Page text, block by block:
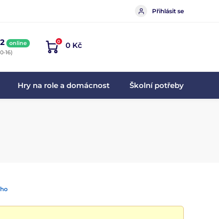
Přihlásit se
online
16)
0 0 Kč
Hry na role a domácnost Školní potřeby